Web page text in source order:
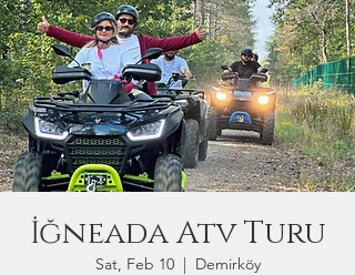
İğneada Atv Turu
Sat, Feb 10
  |
Demirköy